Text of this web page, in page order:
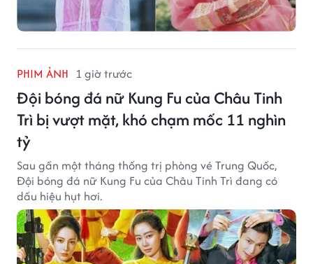
PHIM ẢNH 1 giờ trước
Đội bóng đá nữ Kung Fu của Châu Tinh
Trì bị vượt mặt, khó chạm mốc 11 nghìn
tỷ
Sau gần một tháng thống trị phòng vé Trung Quốc,
Đội bóng đá nữ Kung Fu của Châu Tinh Trì đang có
dấu hiệu hụt hơi.